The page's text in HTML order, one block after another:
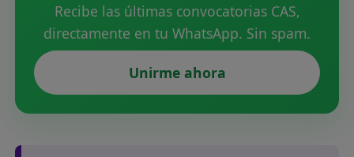
Recibe las últimas convocatorias CAS,
directamente en tu WhatsApp. Sin spam.
Unirme ahora